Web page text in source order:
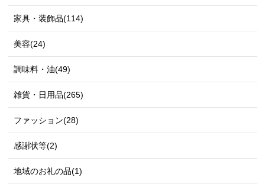
家具・装飾品(114)
美容(24)
調味料・油(49)
雑貨・日用品(265)
ファッション(28)
感謝状等(2)
地域のお礼の品(1)